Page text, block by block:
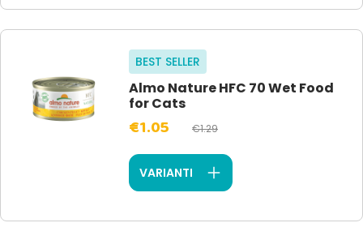
BEST SELLER
Almo Nature HFC 70 Wet Food
for Cats
€1.05 €1.29
VARIANTI